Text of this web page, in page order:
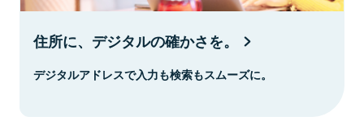
住所に、デジタルの確かさを。
デジタルアドレスで入力も検索もスムーズに。